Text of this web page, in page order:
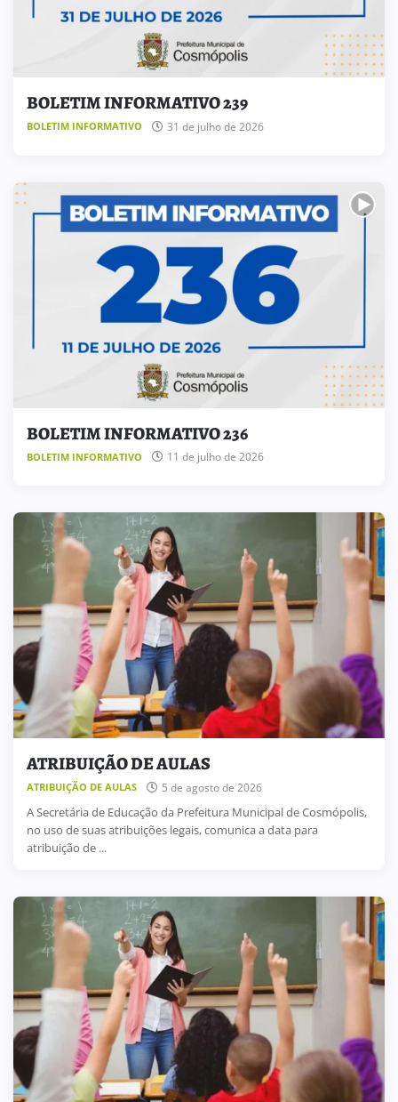
BOLETIM INFORMATIVO 239
BOLETIM INFORMATIVO 31 de julho de 2026
BOLETIM INFORMATIVO 236
BOLETIM INFORMATIVO 11 de julho de 2026
ATRIBUIÇÃO DE AULAS
ATRIBUIÇÃO DE AULAS 5 de agosto de 2026
A Secretária de Educação da Prefeitura Municipal de Cosmópolis,
no uso de suas atribuições legais, comunica a data para
atribuição de ...